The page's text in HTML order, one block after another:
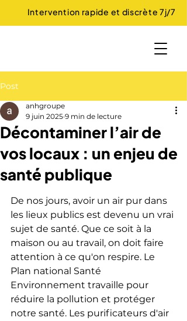
Intervention rapide et discrète 7j/7
Post
Décontaminer l’air de
vos locaux : un enjeu de
santé publique
anhgroupe
9 juin 2025 9 min de lecture
De nos jours, avoir un air pur dans
les lieux publics est devenu un vrai
sujet de santé. Que ce soit à la
maison ou au travail, on doit faire
attention à ce qu'on respire. Le
Plan national Santé
Environnement travaille pour
réduire la pollution et protéger
notre santé. Les purificateurs d'air